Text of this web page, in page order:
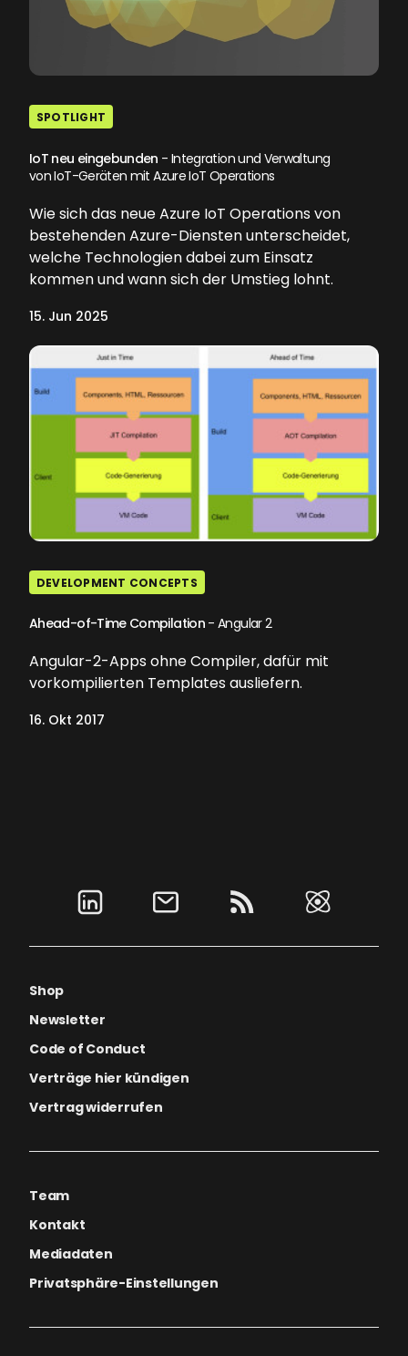
SPOTLIGHT
IoT neu eingebunden - Integration und Verwaltung
von IoT-Geräten mit Azure IoT Operations
Wie sich das neue Azure IoT Operations von
bestehenden Azure-Diensten unterscheidet,
welche Technologien dabei zum Einsatz
kommen und wann sich der Umstieg lohnt.
15. Jun 2025
DEVELOPMENT CONCEPTS
Ahead-of-Time Compilation - Angular 2
Angular-2-Apps ohne Compiler, dafür mit
vorkompilierten Templates ausliefern.
16. Okt 2017
Shop
Newsletter
Code of Conduct
Verträge hier kündigen
Vertrag widerrufen
Team
Kontakt
Mediadaten
Privatsphäre-Einstellungen